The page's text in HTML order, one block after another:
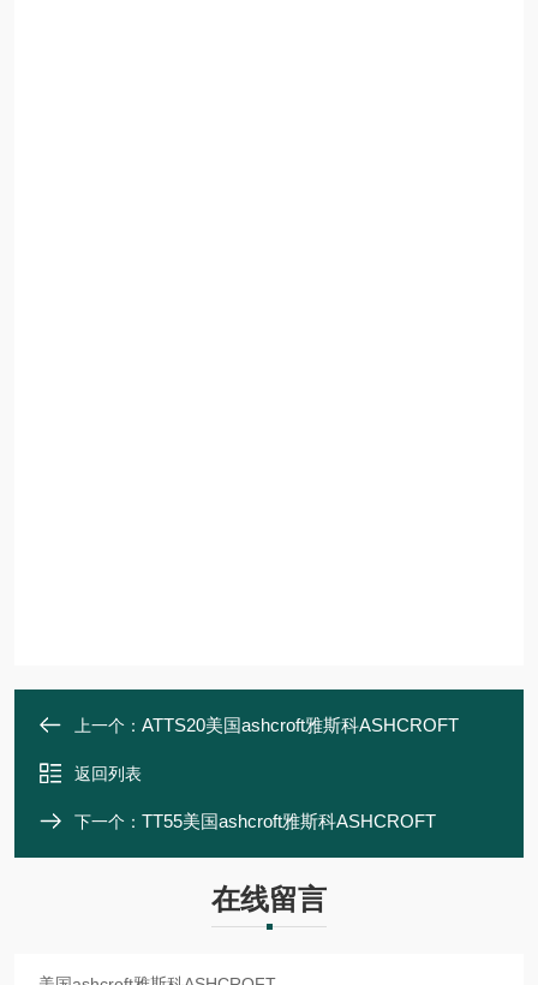
上一个： ATTS20美国ashcroft雅斯科ASHCROFT
返回列表
下一个： TT55美国ashcroft雅斯科ASHCROFT
在线留言